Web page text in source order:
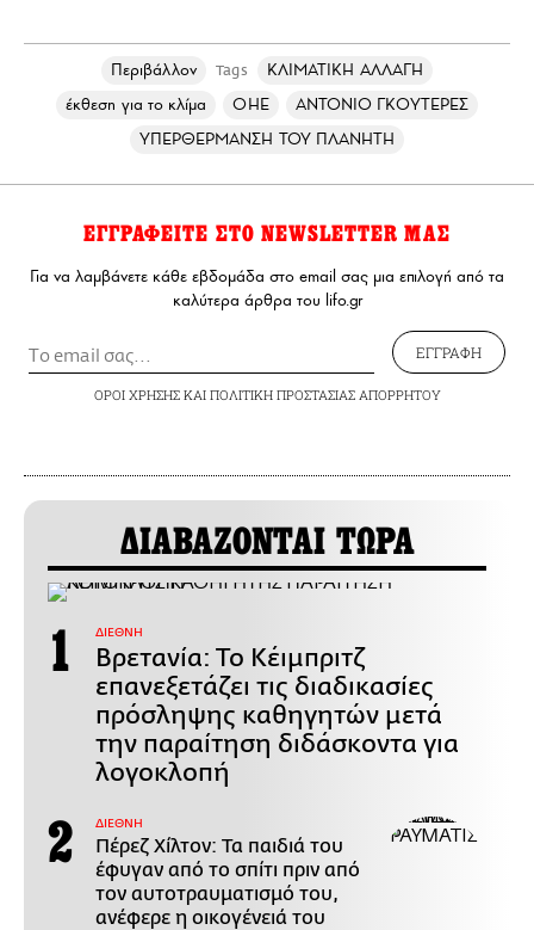
Περιβάλλον Tags
ΚΛΙΜΑΤΙΚΗ ΑΛΛΑΓΗ
έκθεση για το κλίμα
ΟΗΕ
ΑΝΤΟΝΙΟ ΓΚΟΥΤΕΡΕΣ
ΥΠΕΡΘΕΡΜΑΝΣΗ ΤΟΥ ΠΛΑΝΗΤΗ
ΕΓΓΡΑΦΕΙΤΕ ΣΤΟ NEWSLETTER ΜΑΣ
Για να λαμβάνετε κάθε εβδομάδα στο email σας μια επιλογή από τα
καλύτερα άρθρα του lifo.gr
ΕΓΓΡΑΦΗ
ΟΡΟΙ ΧΡΗΣΗΣΚΑΙ ΠΟΛΙΤΙΚΗ ΠΡΟΣΤΑΣΙΑΣ ΑΠΟΡΡΗΤΟΥ
ΔΙΑΒΑΖΟΝΤΑΙ ΤΩΡΑ
ΔΙΕΘΝΗ
Βρετανία: Το Κέιμπριτζ
επανεξετάζει τις διαδικασίες
πρόσληψης καθηγητών μετά
την παραίτηση διδάσκοντα για
λογοκλοπή
ΔΙΕΘΝΗ
Πέρεζ Χίλτον: Τα παιδιά του
έφυγαν από το σπίτι πριν από
τον αυτοτραυματισμό του,
ανέφερε η οικογένειά του